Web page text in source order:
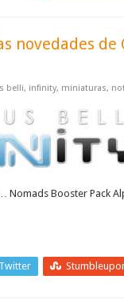
novedades
belli, infinity, miniaturas,
Nomads Booster Pack
Twitter